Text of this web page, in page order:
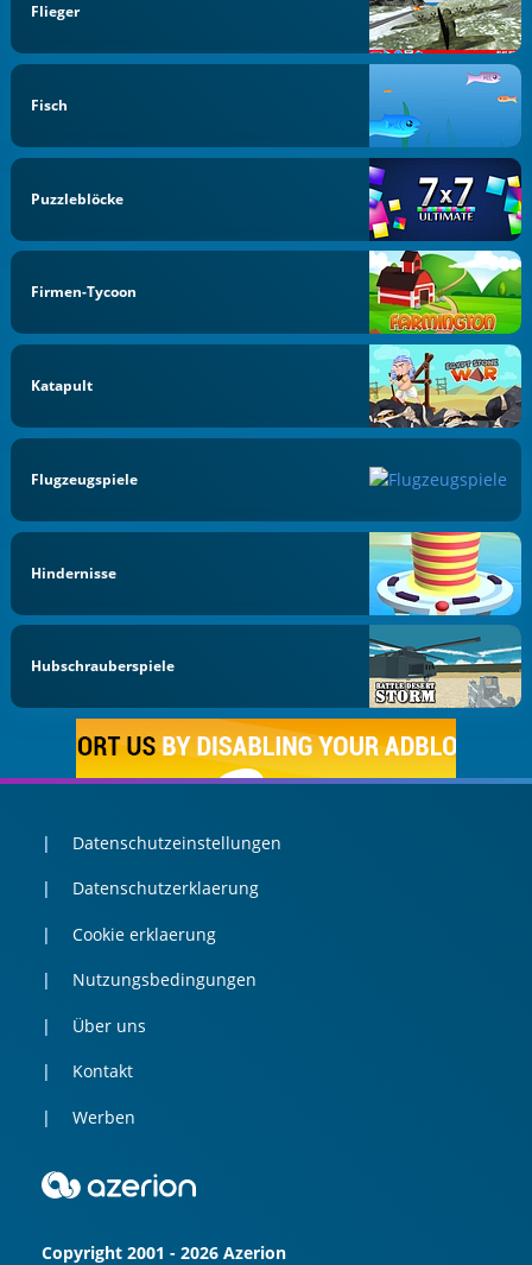
Flieger
Fisch
Puzzleblöcke
Firmen-Tycoon
Katapult
Flugzeugspiele
Hindernisse
Hubschrauberspiele
Datenschutzeinstellungen
Datenschutzerklaerung
Cookie erklaerung
Nutzungsbedingungen
Über uns
Kontakt
Werben
Copyright 2001 - 2026 Azerion